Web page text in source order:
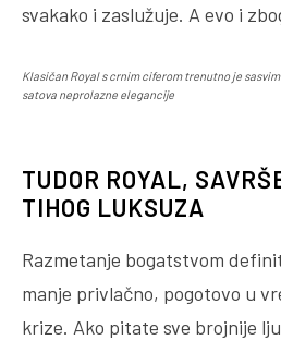
svakako i zaslužuje. A evo i
Klasičan Royal s crnim ciferom trenutno je
satova neprolazne elegancije
TUDOR ROYAL,
TIHOG LUKSUZA
Razmetanje bogatstvom
manje privlačno, pogotovo u
krize. Ako pitate sve brojnije